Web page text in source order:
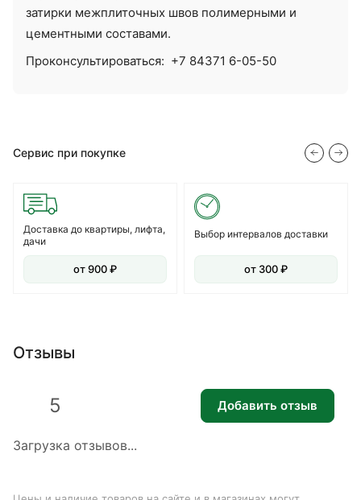
затирки межплиточных швов полимерными и
цементными составами.
Проконсультироваться: +7 84371 6-05-50
Сервис при покупке
Доставка до квартиры, лифта,
дачи
от 900 ₽
Выбор интервалов доставки
от 300 ₽
Отзывы
Загрузка отзывов...
5 Добавить отзыв